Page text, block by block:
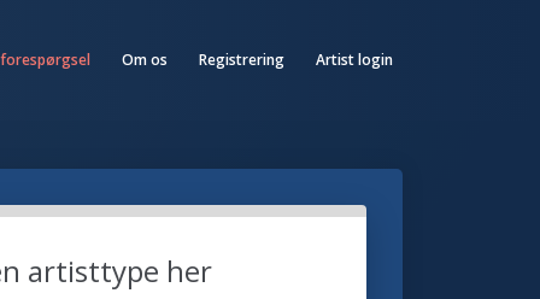
Om os Registrering Artist login
artisttype her